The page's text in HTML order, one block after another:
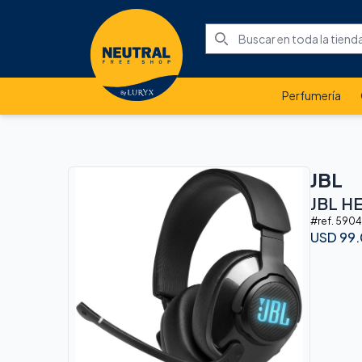
Perfumería
JBL
JBL
#ref.
USD